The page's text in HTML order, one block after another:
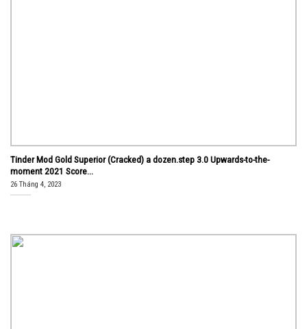
Tinder Mod Gold Superior (Cracked) a dozen.step 3.0 Upwards-to-the-
moment 2021 Score...
26 Tháng 4, 2023